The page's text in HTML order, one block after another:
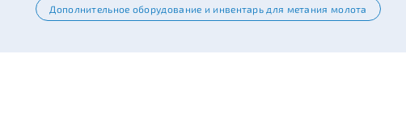
Дополнительное оборудование и инвентарь для метания молота